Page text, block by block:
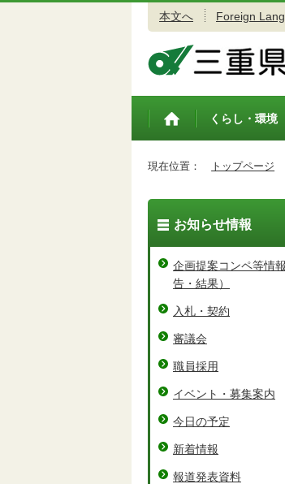
本文へ Foreign
トップペ
くらし・環境
現在位置： トップページ
お知らせ情報
企画提案コンペ等情
告・結果）
入札・契約
審議会
職員採用
イベント・募集案内
今日の予定
新着情報
報道発表資料